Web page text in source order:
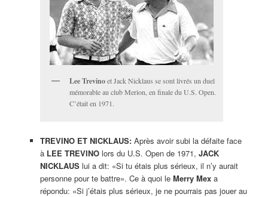
Lee Trevinoet Jack Nicklaus se sont livrés un duel
mémorable au club Merion, en finale du U.S. Open.
C’était en 1971.
TREVINO ET NICKLAUS: Après avoir subi la défaite face
à LEE TREVINOlors du U.S. Open de 1971, JACK
NICKLAUSlui a dit: «Si tu étais plus sérieux, il n’y aurait
personne pour te battre». Ce à quoi le Merry Mexa
répondu: «Si j’étais plus sérieux, je ne pourrais pas jouer au